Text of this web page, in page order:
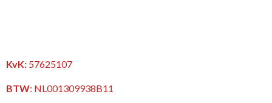
KvK: 57625107
BTW: NL001309938B11